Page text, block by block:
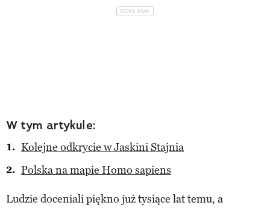
W tym artykule:
Kolejne odkrycie w Jaskini Stajnia
Polska na mapie Homo sapiens
Ludzie doceniali piękno już tysiące lat temu, a